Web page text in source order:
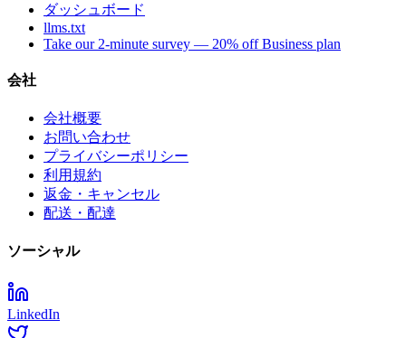
ダッシュボード
llms.txt
Take our 2-minute survey — 20% off Business plan
会社
会社概要
お問い合わせ
プライバシーポリシー
利用規約
返金・キャンセル
配送・配達
ソーシャル
LinkedIn